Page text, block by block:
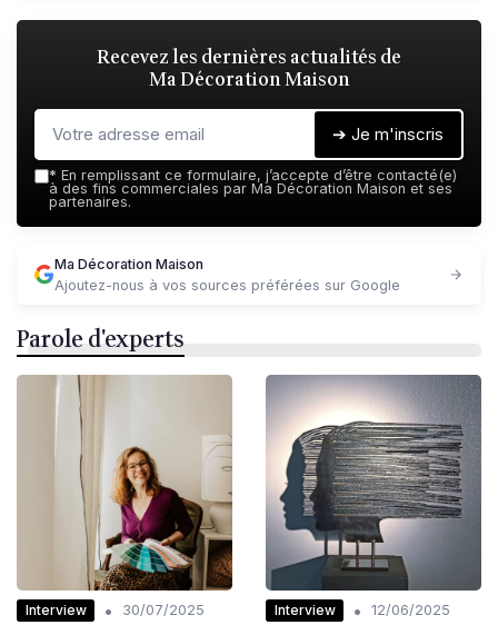
Recevez les dernières actualités de
Ma Décoration Maison
➔ Je m'inscris
* En remplissant ce formulaire, j’accepte d’être contacté(e)
à des fins commerciales par Ma Décoration Maison et ses
partenaires.
Ma Décoration Maison
Ajoutez-nous à vos sources préférées sur Google
Parole d'experts
Interview • 30/07/2025 Interview • 12/06/2025